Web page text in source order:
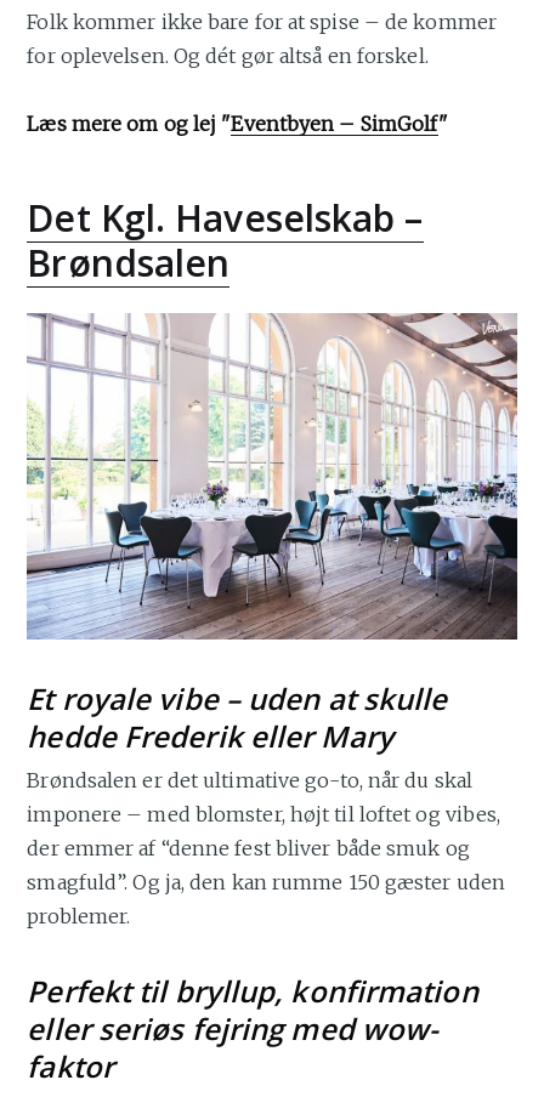
Folk kommer ikke bare for at spise – de kommer
for oplevelsen. Og dét gør altså en forskel.
Læs mere om og lej "Eventbyen – SimGolf"
Det Kgl. Haveselskab –
Brøndsalen
Et royale vibe – uden at skulle
hedde Frederik eller Mary
Brøndsalen er det ultimative go-to, når du skal
imponere – med blomster, højt til loftet og vibes,
der emmer af “denne fest bliver både smuk og
smagfuld”. Og ja, den kan rumme 150 gæster uden
problemer.
Perfekt til bryllup, konfirmation
eller seriøs fejring med wow-
faktor